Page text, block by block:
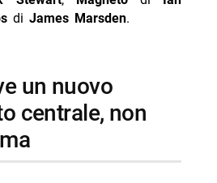
di James Marsden.
centrale, non